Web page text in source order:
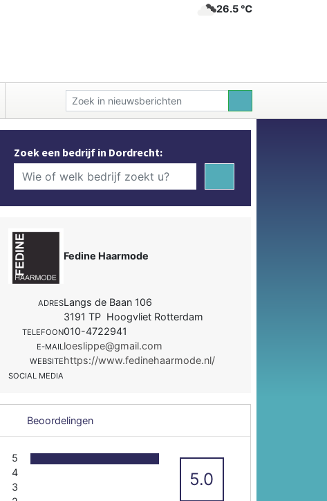
26.5 ℃
Zoek een bedrijf in Dordrecht:
Fedine Haarmode
ADRESLangs de Baan 106
3191 TP Hoogvliet Rotterdam
TELEFOON010-4722941
E-MAILloeslippe@gmail.com
WEBSITEhttps://www.fedinehaarmode.nl/
SOCIAL MEDIA
Beoordelingen
5
4
3
5.0